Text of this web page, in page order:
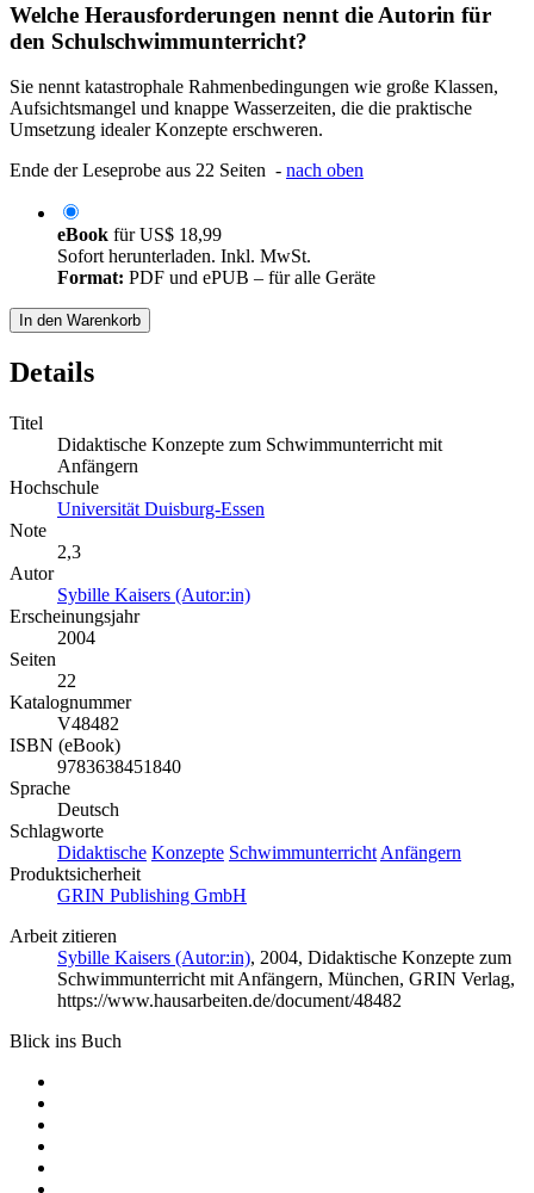
Welche Herausforderungen nennt die Autorin für
den Schulschwimmunterricht?
Sie nennt katastrophale Rahmenbedingungen wie große Klassen,
Aufsichtsmangel und knappe Wasserzeiten, die die praktische
Umsetzung idealer Konzepte erschweren.
Ende der Leseprobe aus 22 Seiten - nach oben
eBook fürUS$ 18,99
Sofort herunterladen. Inkl. MwSt.
Format: PDF und ePUB – für alle Geräte
In den Warenkorb
Details
Titel
Didaktische Konzepte zum Schwimmunterricht mit
Anfängern
Hochschule
Universität Duisburg-Essen
Note
2,3
Autor
Sybille Kaisers (Autor:in)
Erscheinungsjahr
2004
Seiten
22
Katalognummer
V48482
ISBN (eBook)
9783638451840
Sprache
Deutsch
Schlagworte
Didaktische Konzepte Schwimmunterricht Anfängern
Produktsicherheit
GRIN Publishing GmbH
Arbeit zitieren
Sybille Kaisers (Autor:in), 2004, Didaktische Konzepte zum
Schwimmunterricht mit Anfängern, München, GRIN Verlag,
https://www.hausarbeiten.de/document/48482
Blick ins Buch